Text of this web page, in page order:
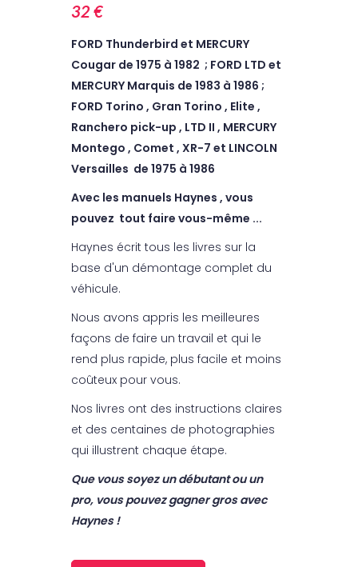
32 €
FORD Thunderbird et MERCURY
Cougar de 1975 à 1982 ; FORD LTD et
MERCURY Marquis de 1983 à 1986 ;
FORD Torino , Gran Torino , Elite ,
Ranchero pick-up , LTD II , MERCURY
Montego , Comet , XR-7 et LINCOLN
Versailles de 1975 à 1986
Avec les manuels Haynes , vous
pouvez tout faire vous-même ...
Haynes écrit tous les livres sur la
base d'un démontage complet du
véhicule.
Nous avons appris les meilleures
façons de faire un travail et qui le
rend plus rapide, plus facile et moins
coûteux pour vous.
Nos livres ont des instructions claires
et des centaines de photographies
qui illustrent chaque étape.
Que vous soyez un débutant ou un
pro, vous pouvez gagner gros avec
Haynes !